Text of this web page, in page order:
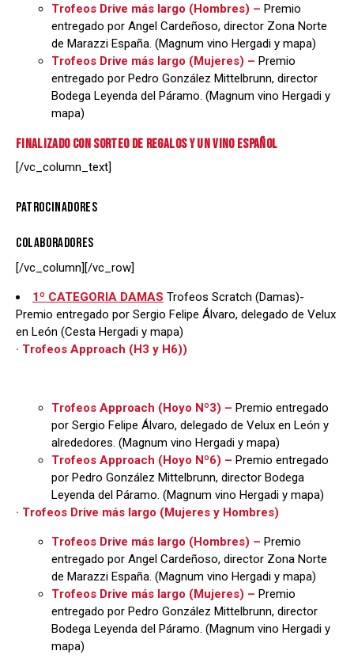
Trofeos Drive más largo (Hombres) – Premio
entregado por Angel Cardeñoso, director Zona Norte
de Marazzi España. (Magnum vino Hergadi y mapa)
Trofeos Drive más largo (Mujeres) – Premio
entregado por Pedro González Mittelbrunn, director
Bodega Leyenda del Páramo. (Magnum vino Hergadi y
mapa)
FINALIZADO CON SORTEO DE REGALOS Y UN VINO ESPAÑOL
[/vc_column_text]
PATROCINADORES
COLABORADORES
[/vc_column][/vc_row]
1º CATEGORIA DAMAS Trofeos Scratch (Damas)-
Premio entregado por Sergio Felipe Álvaro, delegado de Velux
en León (Cesta Hergadi y mapa)
· Trofeos Approach (H3 y H6))
Trofeos Approach (Hoyo Nº3) – Premio entregado
por Sergio Felipe Álvaro, delegado de Velux en León y
alrededores. (Magnum vino Hergadi y mapa)
Trofeos Approach (Hoyo Nº6) – Premio entregado
por Pedro González Mittelbrunn, director Bodega
Leyenda del Páramo. (Magnum vino Hergadi y mapa)
· Trofeos Drive más largo (Mujeres y Hombres)
Trofeos Drive más largo (Hombres) – Premio
entregado por Angel Cardeñoso, director Zona Norte
de Marazzi España. (Magnum vino Hergadi y mapa)
Trofeos Drive más largo (Mujeres) – Premio
entregado por Pedro González Mittelbrunn, director
Bodega Leyenda del Páramo. (Magnum vino Hergadi y
mapa)